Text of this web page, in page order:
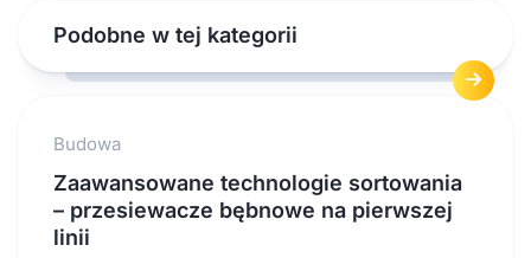
Podobne w tej kategorii
Budowa
Zaawansowane technologie sortowania
– przesiewacze bębnowe na pierwszej
linii